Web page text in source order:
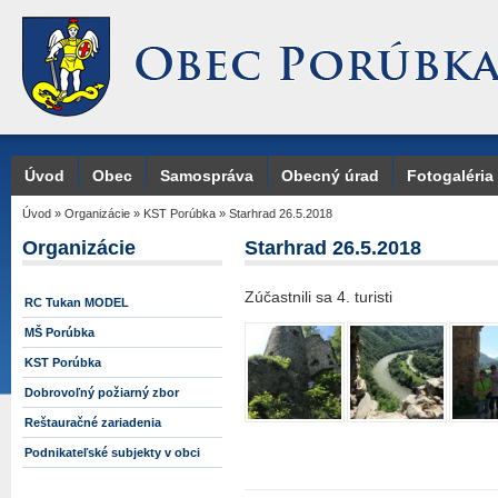
Úvod Obec Samospráva Obecný úrad Fotogaléria
Úvod » Organizácie » KST Porúbka » Starhrad 26.5.2018
Organizácie
RC Tukan MODEL
MŠ Porúbka
KST Porúbka
Dobrovoľný požiarný zbor
Reštauračné zariadenia
Podnikateľské subjekty v obci
Starhrad 26.5.2018
Zúčastnili sa 4. turisti